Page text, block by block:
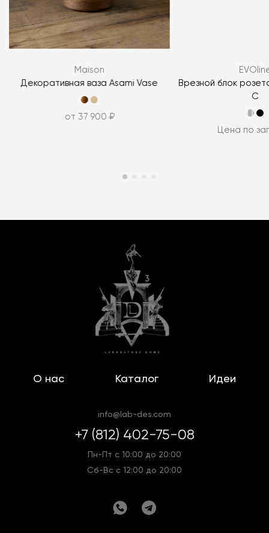
Maison
Декоративная ваза Asami Vase
от 37 900 ₽
Врезной блок
C
Цена по
О нас Каталог Идеи
info@lab-des.com
+7 (812) 402-75-08
Пн-Пт с 10:00 до 20:00
Сб-Вс с 12:00 до 20:00